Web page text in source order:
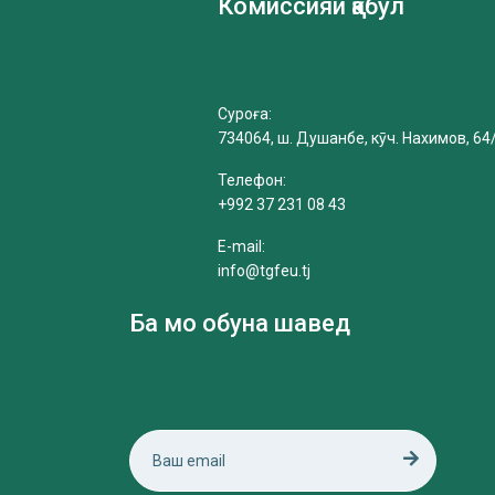
Комиссияи қабул
Суроға:
734064, ш. Душанбе, кӯч. Нахимов,
Телефон:
+992 37 231 08 43
E-mail:
info@tgfeu.tj
Ба мо обуна шавед